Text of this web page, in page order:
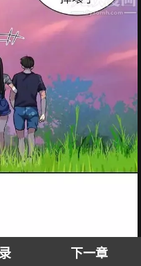
下一章